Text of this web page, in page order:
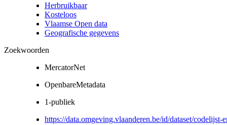
Herbruikbaar
Kosteloos
Vlaamse Open data
Geografische gegevens
Zoekwoorden
MercatorNet
OpenbareMetadata
1-publiek
https://data.omgeving.vlaanderen.be/id/dataset/codelijst-